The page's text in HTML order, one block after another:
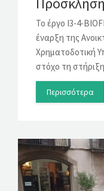
Το έργο I3-4-
έναρξη της
Χρηματοδοτική
στόχο τη
Περισσότερα